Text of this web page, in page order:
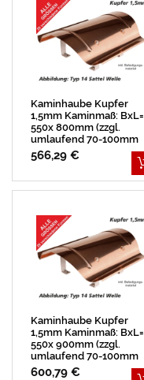
Kaminhaube Kupfer
1,5mm Kaminmaß: BxL=
550x 800mm (zzgl.
umlaufend 70-100mm
Überstand)
566,29 €
Kaminhaube Kupfer
1,5mm Kaminmaß: BxL=
550x 900mm (zzgl.
umlaufend 70-100mm
Überstand)
600,79 €